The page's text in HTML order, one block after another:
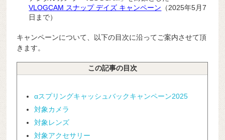
VLOGCAM スナップ デイズ キャンペーン （2025年5月7
日まで）
キャンペーンについて、以下の目次に沿ってご案内させて頂
きます。
この記事の目次
αスプリングキャッシュバックキャンペーン2025
対象カメラ
対象レンズ
対象アクセサリー